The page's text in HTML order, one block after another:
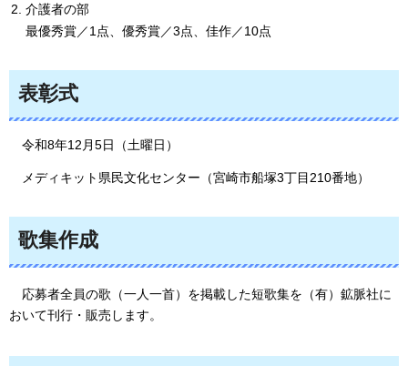
介護者の部
最優秀賞／1点、優秀賞／3点、佳作／10点
表彰式
令和8年12月5日（土曜日）
メディキット県民文化センター（宮崎市船塚3丁目210番地）
歌集作成
応募者全員の歌（一人一首）を掲載した短歌集を（有）鉱脈社に
おいて刊行・販売します。